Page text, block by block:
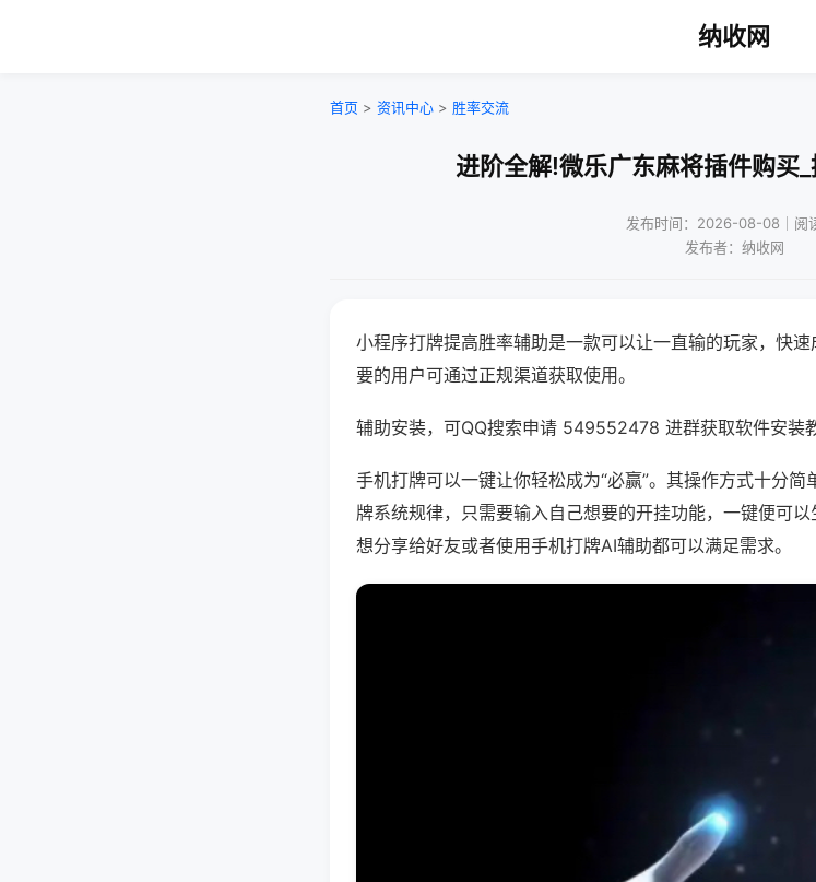
纳收网
首页 > 资讯中心 > 胜率交流
进阶全解!微乐广东麻将插件购买
发布时间：2026-08-08｜阅
发布者：纳收网
小程序打牌提高胜率辅助是一款可以让一直输的玩家，快
要的用户可通过正规渠道获取使用。
辅助安装，可QQ搜索申请 549552478 进群获取软件安装
手机打牌可以一键让你轻松成为“必赢”。其操作方式十分
牌系统规律，只需要输入自己想要的开挂功能，一键便可
想分享给好友或者使用手机打牌AI辅助都可以满足需求。